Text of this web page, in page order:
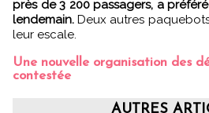
près de 3 200 passagers, a
lendemain. Deux autres
leur escale.
Une nouvelle organisation des
contestée
AUTRES